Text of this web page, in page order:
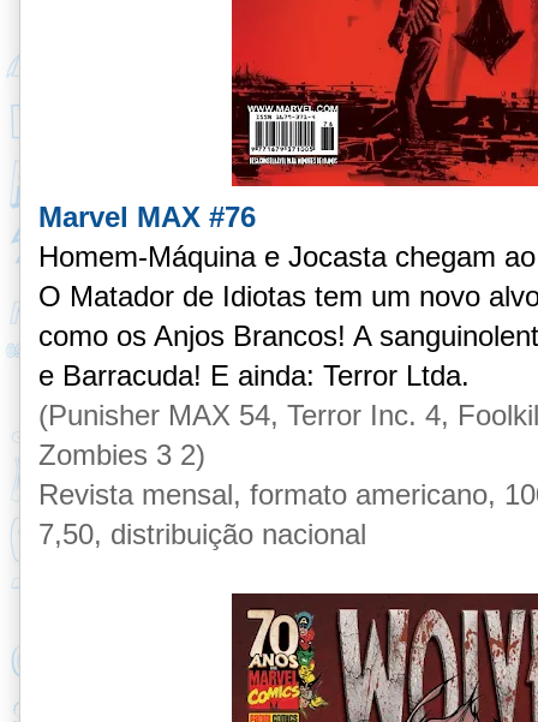
Marvel MAX #76
Homem-Máquina e Jocasta chegam
O Matador de Idiotas tem um novo
como os Anjos Brancos! A
e Barracuda! E ainda: Terror Ltda.
(Punisher MAX 54, Terror Inc. 4,
Zombies 3 2)
Revista mensal, formato americano,
7,50, distribuição nacional